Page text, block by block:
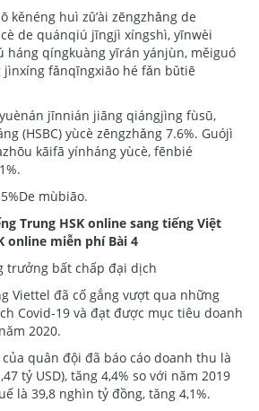
kěnéng huì zǔ’ài zēngzhǎng de
de quánqiú jīngjì xíngshì, yīnwèi
háng qíngkuàng yīrán yánjùn, měiguó
jìnxíng fǎnqīngxiāo hé fǎn bǔtiē
jīnnián jiāng qiángjìng fùsū,
(HSBC) yùcè zēngzhǎng 7.6%. Guójì
kāifā yínháng yùcè, fēnbié
mùbiāo.
Trung HSK online sang tiếng Việt
online miễn phí Bài 4
trưởng bất chấp đại dịch
Viettel đã cố gắng vượt qua những
Covid-19 và đạt được mục tiêu doanh
2020.
quân đội đã báo cáo doanh thu là
tỷ USD), tăng 4,4% so với năm 2019
là 39,8 nghìn tỷ đồng, tăng 4,1%.